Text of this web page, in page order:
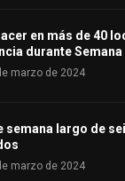
en más de 40
durante Semana
marzo de 2024
semana largo de
marzo de 2024